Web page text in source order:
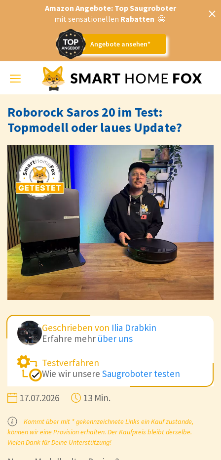
Amazon Angebote: Top Saugroboter
mit sensationellen Rabatten 🤩
Angebote ansehen*
Toggle
navigation
Roborock Saros 20 im Test:
Topmodell oder laues Update?
Geschrieben von Ilia Drabkin
Erfahre mehr über uns
Testverfahren
Wie wir unsere Saugroboter testen
17.07.2026 13 Min.
Kommt über mit * gekennzeichnete Links ein Kauf zustande,
können wir eine Provision erhalten. Der Kaufpreis bleibt derselbe.
Vielen Dank für Deine Unterstützung!